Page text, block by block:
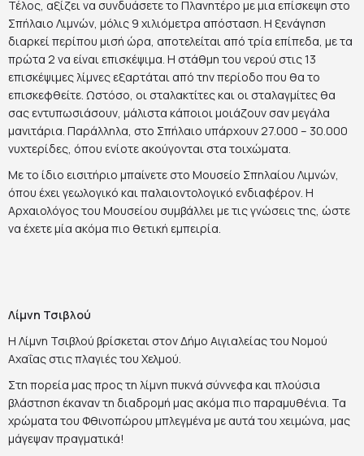
Τέλος, αξίζει να συνδυάσετε το Πλανητέρο με μια επίσκεψη στο
Σπήλαιο Λιμνών, μόλις 9 χιλιόμετρα απόσταση. Η ξενάγηση
διαρκεί περίπου μισή ώρα, αποτελείται από τρία επίπεδα, με τα
πρώτα 2 να είναι επισκέψιμα. Η στάθμη του νερού στις 13
επισκέψιμες λίμνες εξαρτάται από την περίοδο που θα το
επισκεφθείτε. Ωστόσο, οι σταλακτίτες και οι σταλαγμίτες θα
σας εντυπωσιάσουν, μάλιστα κάποιοι μοιάζουν σαν μεγάλα
μανιτάρια. Παράλληλα, στο Σπήλαιο υπάρχουν 27.000 – 30.000
νυχτερίδες, όπου ενίοτε ακούγονται στα τοιχώματα.
Με το ίδιο εισιτήριο μπαίνετε στο Μουσείο Σπηλαίου Λιμνών,
όπου έχει γεωλογικό και παλαιοντολογικό ενδιαφέρον. Η
Αρχαιολόγος του Μουσείου συμβάλλει με τις γνώσεις της, ώστε
να έχετε μία ακόμα πιο θετική εμπειρία.
Λίμνη Τσιβλού
Η Λίμνη Τσιβλού βρίσκεται στον Δήμο Αιγιαλείας του Νομού
Αχαΐας στις πλαγιές του Χελμού.
Στη πορεία μας προς τη λίμνη πυκνά σύννεφα και πλούσια
βλάστηση έκαναν τη διαδρομή μας ακόμα πιο παραμυθένια. Τα
χρώματα του Φθινοπώρου μπλεγμένα με αυτά του χειμώνα, μας
μάγεψαν πραγματικά!